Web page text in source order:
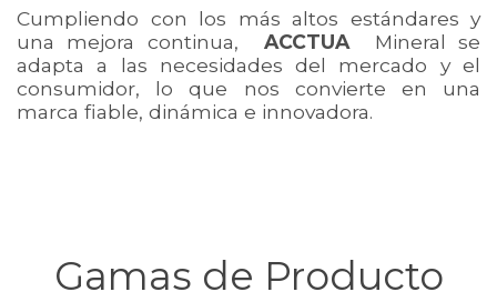
Cumpliendo con los más altos estándares y
una mejora continua,
ACCTUA
Mineral se
adapta a las necesidades del mercado y el
consumidor, lo que nos convierte en una
marca fiable, dinámica e innovadora.
Gamas de Producto